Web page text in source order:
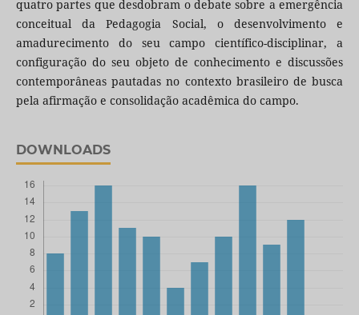
quatro partes que desdobram o debate sobre a emergência
conceitual da Pedagogia Social, o desenvolvimento e
amadurecimento do seu campo científico-disciplinar, a
configuração do seu objeto de conhecimento e discussões
contemporâneas pautadas no contexto brasileiro de busca
pela afirmação e consolidação acadêmica do campo.
DOWNLOADS